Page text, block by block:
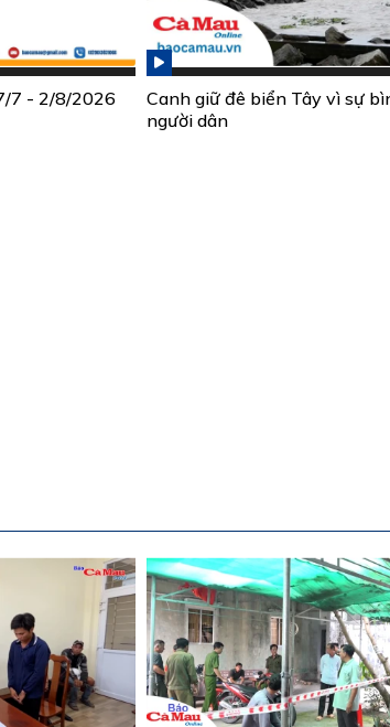
7 - 2/8/2026
Canh giữ đê biển Tây vì sự
người dân